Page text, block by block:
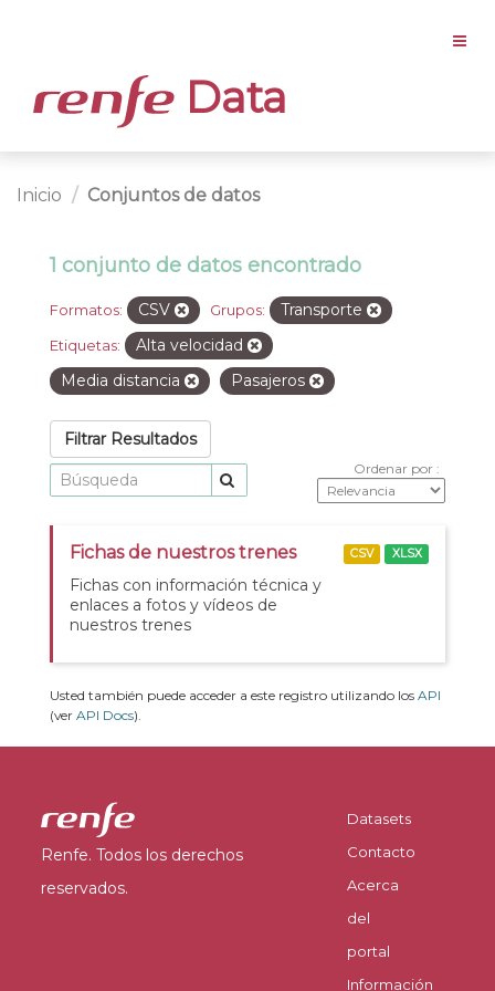
Data
Inicio Conjuntos de datos
1 conjunto de datos encontrado
Formatos: CSV Grupos: Transporte
Etiquetas:
Alta velocidad
Media distancia
Pasajeros
Filtrar Resultados
Ordenar por
Fichas de nuestros trenes
Fichas con información técnica y
enlaces a fotos y vídeos de
nuestros trenes
CSV XLSX
Usted también puede acceder a este registro utilizando los API
(ver API Docs).
Renfe. Todos los derechos
reservados.
Datasets
Contacto
Acerca
del
portal
Información